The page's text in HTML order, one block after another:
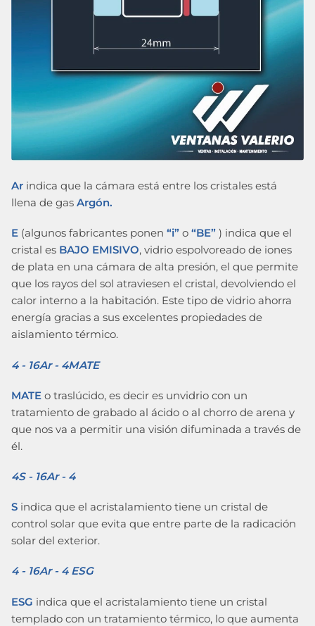
Ar indica que la cámara está entre los cristales está
llena de gas Argón.
E (algunos fabricantes ponen “i” o “BE” ) indica que el
cristal es BAJO EMISIVO, vidrio espolvoreado de iones
de plata en una cámara de alta presión, el que permite
que los rayos del sol atraviesen el cristal, devolviendo el
calor interno a la habitación. Este tipo de vidrio ahorra
energía gracias a sus excelentes propiedades de
aislamiento térmico.
4 - 16Ar - 4MATE
MATE o traslúcido, es decir es unvidrio con un
tratamiento de grabado al ácido o al chorro de arena y
que nos va a permitir una visión difuminada a través de
él.
4S - 16Ar - 4
S indica que el acristalamiento tiene un cristal de
control solar que evita que entre parte de la radicación
solar del exterior.
4 - 16Ar - 4 ESG
ESG indica que el acristalamiento tiene un cristal
templado con un tratamiento térmico, lo que aumenta